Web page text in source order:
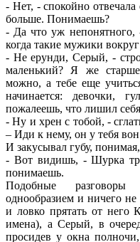
- Нет, - спокойно
больше. Понимаешь?
- Да что уж
когда такие мужики
- Не ерунди, Серый, -
маленький? Я же
можно, а тебе еще
начинается: девочки,
пожалеешь, что лишил себя
- Ну и хрен с тобой, -
– Иди к нему, он у тебя
И закусывал губу,
- Вот видишь, - Шурка
понимаешь.
Подобные
однообразием и ничего
и ловко прятать от него
имена), а Серый, в
просидев у окна